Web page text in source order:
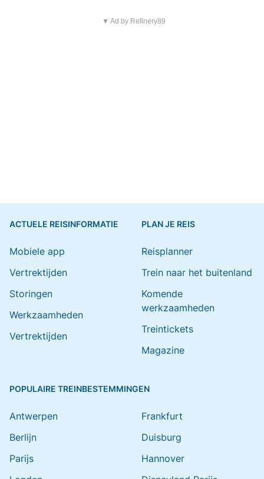
▼ Ad by Refinery89
ACTUELE REISINFORMATIE
Mobiele app
Vertrektijden
Storingen
Werkzaamheden
Vertrektijden
PLAN JE REIS
Reisplanner
Trein naar het buitenland
Komende
werkzaamheden
Treintickets
Magazine
POPULAIRE TREINBESTEMMINGEN
Antwerpen
Berlijn
Parijs
Frankfurt
Duisburg
Hannover